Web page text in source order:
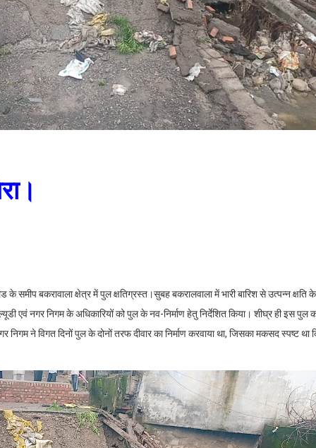
समीप बकरावाला क्षेत्र में पुल क्षतिग्रस्त।सुबह बकरालवाला में भारी बारिश से उत्पन्न क्षति के
एवं नगर निगम के अधिकारियों को पुल के नव-निर्माण हेतु निर्देशित किया। शीघ्र ही इस पुल
निगम ने विगत दिनों पुल के दोनों तरफ दीवार का निर्माण करवाया था, जिसका मकसद स्पष्ट था